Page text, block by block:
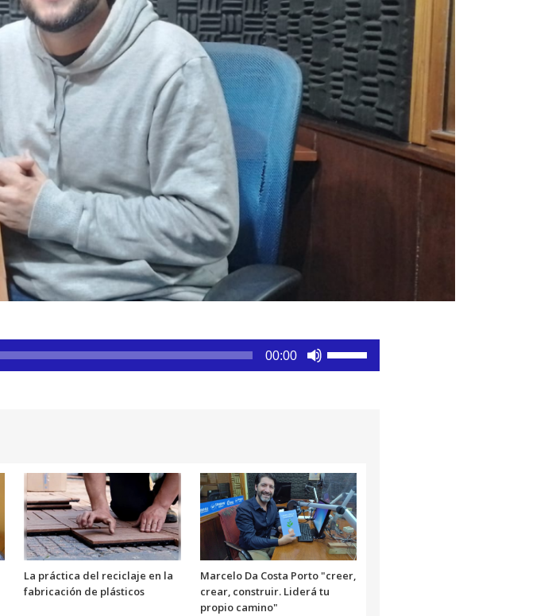
00:00
aumentar
o
disminuir
el
volumen.
La práctica del reciclaje en la
fabricación de plásticos
Marcelo Da Costa Porto "creer,
crear, construir. Liderá tu
propio camino"